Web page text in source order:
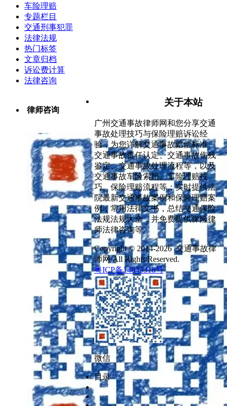
车险理赔
专题栏目
交通刑事犯罪
法律法规
热门标签
文章归档
诉讼费计算
法律咨询
律师咨询
关于本站
广州交通事故律师网和您分享交通
事故处理技巧与保险理赔诉讼经
验，为您详解交通事故赔偿标准、
交通事故责任认定、交通事故伤残
鉴定、交通事故处理流程等，以及
交通事故车险索赔、车险理赔技
巧、保险理赔流程等；实时提供法
院最新交通事故案例和保险理赔案
例，常用法律文书，总结交通保险
法规法规大全，并免费提供保险律
师法律咨询等。
Copyright © 2014-2026 交通事故律
师网 All Rights Reserved.
粤ICP备14043318号
微信
目录